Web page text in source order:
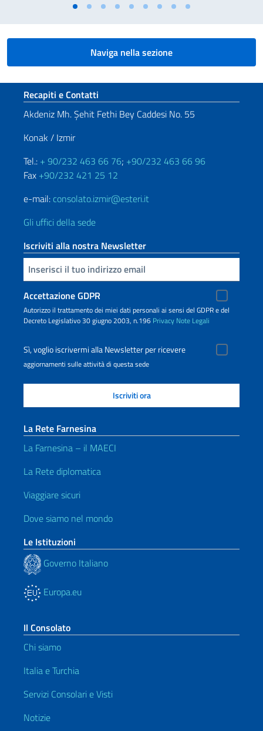
Naviga nella sezione
Sezione footer
Recapiti e Contatti
Akdeniz Mh. Şehit Fethi Bey Caddesi No. 55
Konak / Izmir
Tel.: + 90/232 463 66 76; +90/232 463 66 96
Fax +90/232 421 25 12
e-mail: consolato.izmir@esteri.it
Gli uffici della sede
Iscriviti alla nostra Newsletter
Inserisci la tua email
Accettazione GDPR
Autorizzo il trattamento dei miei dati personali ai sensi del GDPR e del
Decreto Legislativo 30 giugno 2003, n.196 Privacy Note Legali
Sì, voglio iscrivermi alla Newsletter per ricevere
aggiornamenti sulle attività di questa sede
La Rete Farnesina
La Farnesina – il MAECI
La Rete diplomatica
Viaggiare sicuri
Dove siamo nel mondo
Le Istituzioni
Governo Italiano
Europa.eu
Il Consolato
Chi siamo
Italia e Turchia
Servizi Consolari e Visti
Notizie